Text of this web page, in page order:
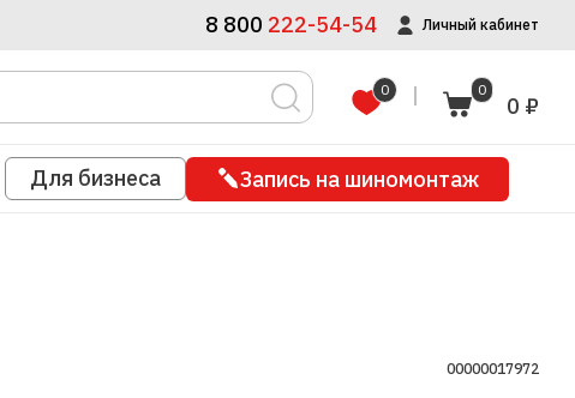
8 800 222-54-54 Личный кабинет
0 0
0 ₽
Для бизнеса Запись на шиномонтаж
00000017972